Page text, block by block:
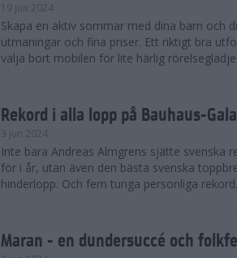
19 jun 2024
Skapa en aktiv sommar med dina barn och
utmaningar och fina priser. Ett riktigt bra
välja bort mobilen för lite härlig rörelseglädje.
Rekord i alla lopp på Bauhaus-
3 jun 2024
Inte bara Andreas Almgrens sjätte svenska
för i år, utan även den bästa svenska
hinderlopp. Och fem tunga personliga
Maran - en dundersuccé och